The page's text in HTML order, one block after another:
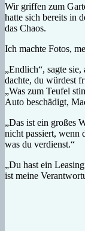
Wir griffen zum
hatte sich bereits in
das Chaos.
Ich machte Fotos,
„Endlich“, sagte
dachte, du würdest
„Was zum Teufel
Auto beschädigt,
„Das ist ein großes
nicht passiert, wenn
was du verdienst.“
„Du hast ein
ist meine